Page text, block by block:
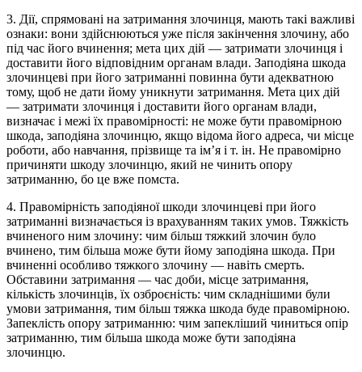
3. Дії, спрямовані на затримання злочинця, мають такі важливі
ознаки: вони здійснюються уже після закінчення злочину, або
під час його вчинення; мета цих дій — затримати злочинця і
доставити його відповідним органам влади. Заподіяна шкода
злочинцеві при його затриманні повинна бути адекватною
тому, щоб не дати йому уникнути затримання. Мета цих дій
— затримати злочинця і доставити його органам влади,
визначає і межі їх правомірності: не може бути правомірною
шкода, заподіяна злочинцю, якщо відома його адреса, чи місце
роботи, або навчання, прізвище та ім’я і т. ін. Не правомірно
причиняти шкоду злочинцю, який не чинить опору
затриманню, бо це вже помста.
4. Правомірність заподіяної шкоди злочинцеві при його
затриманні визначається із врахуванням таких умов. Тяжкість
вчиненого ним злочину: чим більш тяжкий злочин було
вчинено, тим більша може бути йому заподіяна шкода. При
вчиненні особливо тяжкого злочину — навіть смерть.
Обставини затримання — час доби, місце затримання,
кількість злочинців, їх озброєність: чим складнішими були
умови затримання, тим більш тяжка шкода буде правомірною.
Запеклість опору затриманню: чим запекліший чиниться опір
затриманню, тим більша шкода може бути заподіяна
злочинцю.